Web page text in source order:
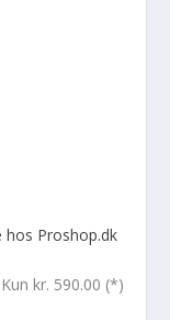
Proshop.dk
kr. 590.00 (*)